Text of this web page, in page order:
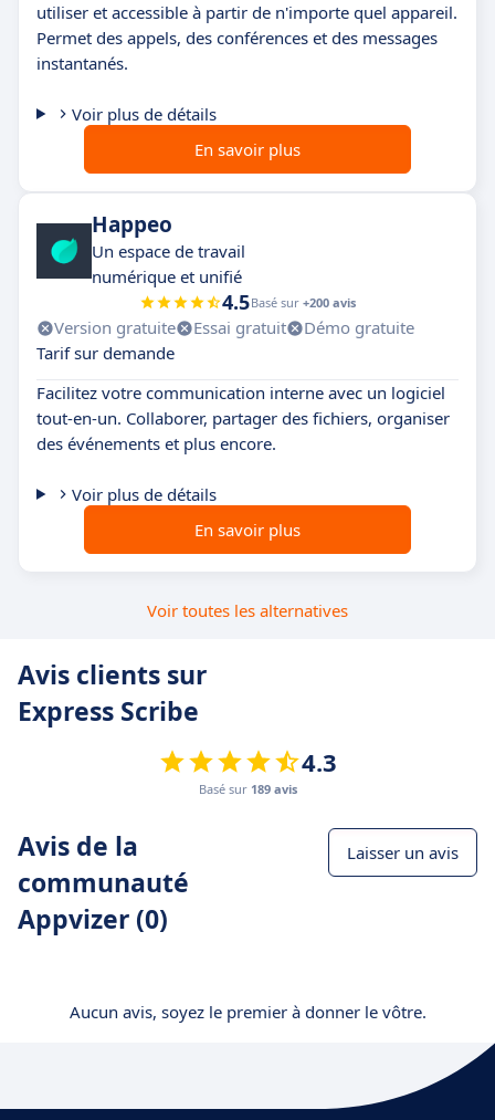
utiliser et accessible à partir de n'importe quel appareil.
Permet des appels, des conférences et des messages
instantanés.
Voir plus de détails
En savoir plus
Happeo
Un espace de travail
numérique et unifié
4.5Basé sur +200 avis
Version gratuite Essai gratuit
Démo gratuite
Tarif sur demande
Facilitez votre communication interne avec un logiciel
tout-en-un. Collaborer, partager des fichiers, organiser
des événements et plus encore.
Voir plus de détails
En savoir plus
Voir toutes les alternatives
Avis clients sur
Express Scribe
4.3
Basé sur 189 avis
Avis de la
communauté
Appvizer (0)
Laisser un avis
Aucun avis, soyez le premier à donner le vôtre.